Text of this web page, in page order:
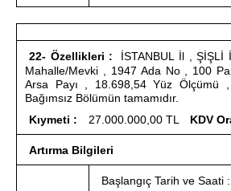
22- Özellikleri :
İSTANBUL İl , ŞİŞLİ
Mahalle/Mevki , 1947 Ada No , 100
Arsa Payı , 18.698,54 Yüz Ölçümü
Bağımsız Bölümün tamamıdır.
Kıymeti :
27.000.000,00 TL KDV
Artırma Bilgileri
Başlangıç Tarih ve